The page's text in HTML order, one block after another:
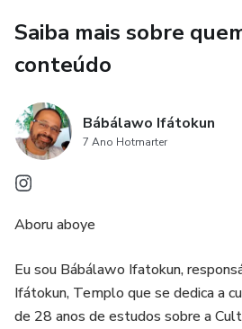
Saiba mais sobre
conteúdo
Bábálawo Ifátokun
7 Ano Hotmarter
Aboru aboye
Eu sou Bábálawo Ifatokun,
Ifátokun, Templo que se dedica a
de 28 anos de estudos sobre a